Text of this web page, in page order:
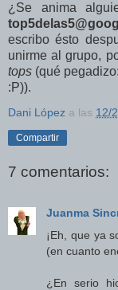
¿Se anima
escribo ésto
unirme al grupo,
tops (qué
:P)).
Dani López a las 12/
Compartir
7 comentarios:
Juanma
¡Eh, que ya
(en cuanto
¿En serio